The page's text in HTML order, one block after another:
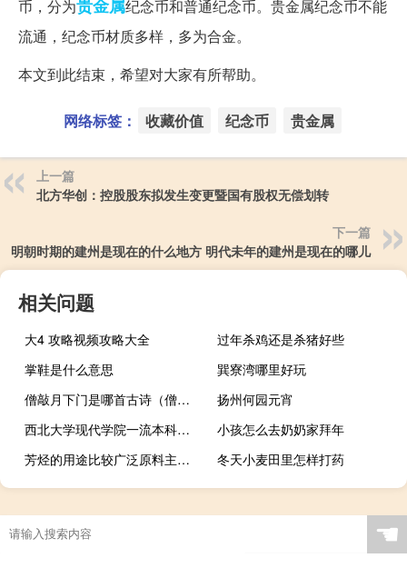
币，分为贵金属纪念币和普通纪念币。贵金属纪念币不能
流通，纪念币材质多样，多为合金。
本文到此结束，希望对大家有所帮助。
网络标签： 收藏价值 纪念币 贵金属
上一篇
北方华创：控股股东拟发生变更暨国有股权无偿划转
下一篇
明朝时期的建州是现在的什么地方 明代未年的建州是现在的哪儿
相关问题
大4 攻略视频攻略大全
过年杀鸡还是杀猪好些
掌鞋是什么意思
巽寮湾哪里好玩
僧敲月下门是哪首古诗（僧敲月下门简介）
扬州何园元宵
西北大学现代学院一流本科专业建设名单
小孩怎么去奶奶家拜年
芳烃的用途比较广泛原料主要是（芳烃的用途）
冬天小麦田里怎样打药
☚